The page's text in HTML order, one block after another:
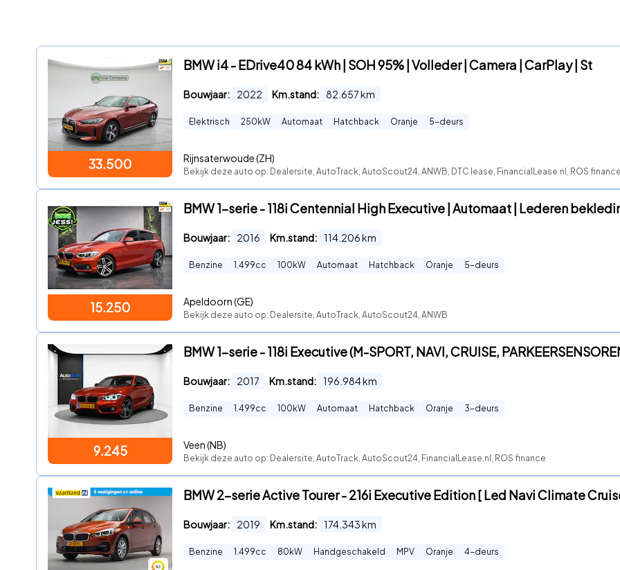
33.500
BMW i4 - EDrive40 84 kWh | SOH 95% | Volleder | Camera | CarPlay | St
Bouwjaar: 2022 Km.stand: 82.657km
Elektrisch 250 kW Automaat Hatchback Oranje 5-deurs
Rijnsaterwoude (ZH)
Bekijk deze auto op: Dealersite, AutoTrack, AutoScout24, ANWB, DTC lease, FinancialLease.nl, ROS finance
15.250
BMW 1-serie - 118i Centennial High Executive | Automaat | Lederen
Bouwjaar: 2016 Km.stand: 114.206km
Benzine 1.499cc 100 kW Automaat Hatchback Oranje 5-deurs
Apeldoorn (GE)
Bekijk deze auto op: Dealersite, AutoTrack, AutoScout24, ANWB
9.245
BMW 1-serie - 118i Executive (M-SPORT, NAVI, CRUISE,
Bouwjaar: 2017 Km.stand: 196.984km
Benzine 1.499cc 100 kW Automaat Hatchback Oranje 3-deurs
Veen (NB)
Bekijk deze auto op: Dealersite, AutoTrack, AutoScout24, FinancialLease.nl, ROS finance
BMW 2-serie Active Tourer - 216i Executive Edition [ Led Navi Climate
Bouwjaar: 2019 Km.stand: 174.343km
Benzine 1.499cc 80 kW Handgeschakeld MPV Oranje 4-deurs